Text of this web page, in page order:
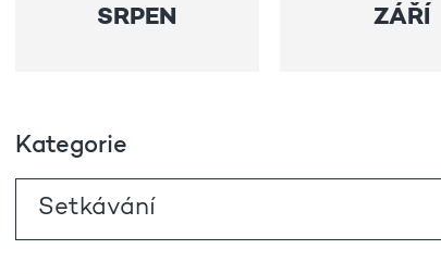
SRPEN ZÁŘÍ
Kategorie